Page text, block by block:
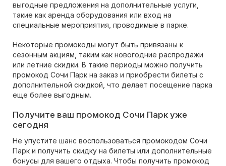
выгодные предложения на дополнительные услуги,
такие как аренда оборудования или вход на
специальные мероприятия, проводимые в парке.
Некоторые промокоды могут быть привязаны к
сезонным акциям, таким как новогодние распродажи
или летние скидки. В такие периоды можно получить
промокод Сочи Парк на заказ и приобрести билеты с
дополнительной скидкой, что делает посещение парка
еще более выгодным.
Получите ваш промокод Сочи Парк уже
сегодня
Не упустите шанс воспользоваться промокодом Сочи
Парк и получить скидку на билеты или дополнительные
бонусы для вашего отдыха. Чтобы получить промокод